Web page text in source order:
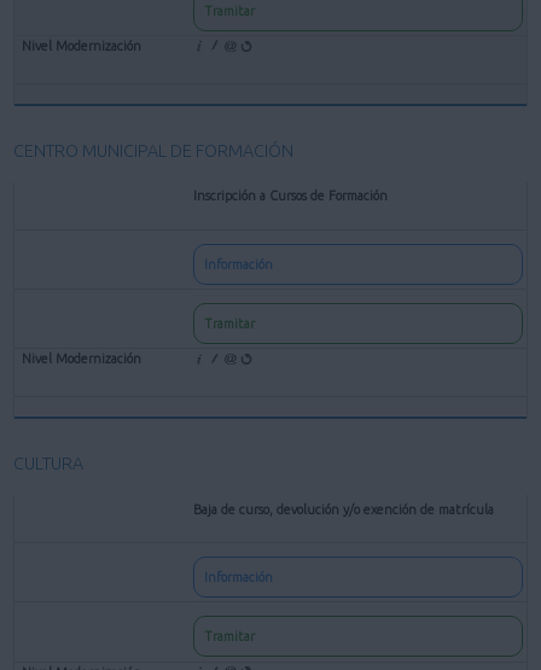
Tramitar
CENTRO MUNICIPAL DE FORMACIÓN
Inscripción a Cursos de Formación
Información
Tramitar
CULTURA
Baja de curso, devolución y/o exención de matrícula
Información
Tramitar